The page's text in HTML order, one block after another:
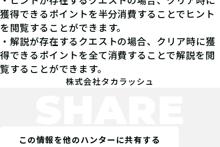
獲得できるポイントを半分消費することでヒント
を閲覧することができます。
・解説が存在するクエストの場合、クリア時に獲
得できるポイントを全て消費することで解説を閲
覧することができます。
株式会社タカラッシュ
この情報を他のハンターに共有する